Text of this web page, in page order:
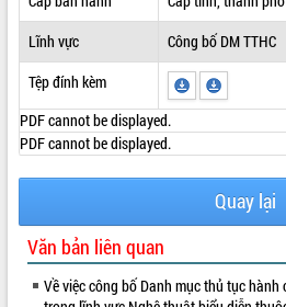
Lĩnh vực
Công bố DM TTHC
Tệp đính kèm
PDF cannot be displayed.
PDF cannot be displayed.
Quay lại
Văn bản liên quan
Về việc công bố Danh mục thủ tục